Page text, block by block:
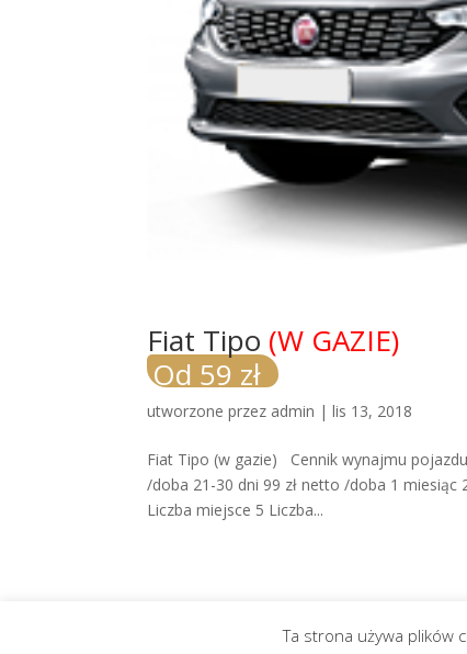
Fiat Tipo (W GAZIE)
Od 59 zł
utworzone przez admin |lis 13, 2018
Fiat Tipo (w gazie) Cennik wynajmu
/doba 21-30 dni 99 zł netto /doba 1 miesiąc
Liczba miejsce 5 Liczba...
Zaprojektowane przezElegant Themes|
Ta strona używa plików